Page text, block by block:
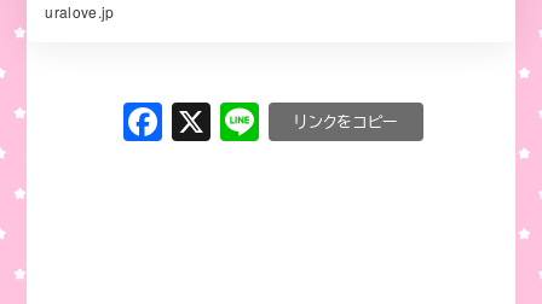
uralove.jp
F
a
X Li
n
C
o